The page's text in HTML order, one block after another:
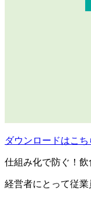
ダウンロードはこち
仕組み化で防ぐ！
経営者にとって従業